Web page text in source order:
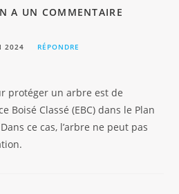
A UN COMMENTAIRE
2024 RÉPONDRE
protéger un arbre est de
Boisé Classé (EBC) dans le Plan
ce cas, l’arbre ne peut pas